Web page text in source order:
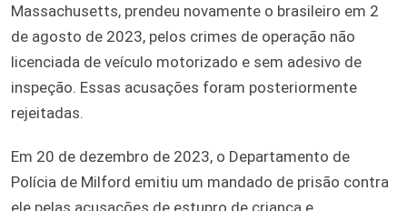
Massachusetts, prendeu novamente o brasileiro em 2
de agosto de 2023, pelos crimes de operação não
licenciada de veículo motorizado e sem adesivo de
inspeção. Essas acusações foram posteriormente
rejeitadas.
Em 20 de dezembro de 2023, o Departamento de
Polícia de Milford emitiu um mandado de prisão contra
ele pelas acusações de estupro de criança e